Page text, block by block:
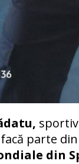
parte din
din